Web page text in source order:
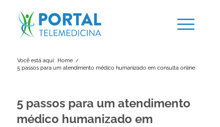
Você está aqui: Home /
5 passos para um atendimento médico humanizado em consulta online
5 passos para um atendimento
médico humanizado em